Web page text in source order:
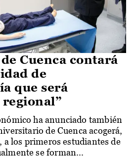
Cuenca contará
de
que será
ha anunciado también
de Cuenca acogerá,
a los primeros estudiantes de
se forman...